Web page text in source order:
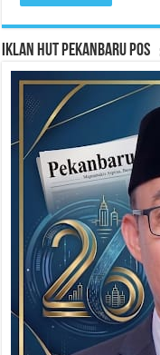
Iklan HUT Pekanbaru Pos